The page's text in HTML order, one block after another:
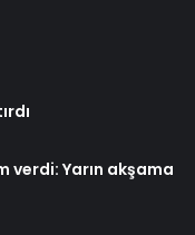
verdi: Yarın akşama